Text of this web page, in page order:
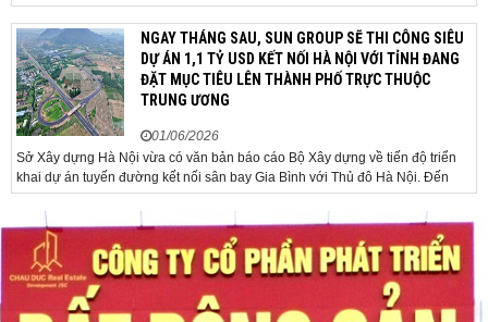
USD/ounce. Cuối ngày 2-6, giá vàng hôm nay trên thị
trường quốc tế được giao dịch ở mức 4.520
USD/ounce, tăng khoảng 35 USD/ounce so với buổi
sáng. Trong phiên, có thời điểm giá vàng...
NGAY THÁNG SAU, SUN GROUP SẼ THI CÔNG SIÊU
DỰ ÁN 1,1 TỶ USD KẾT NỐI HÀ NỘI VỚI TỈNH ĐANG
ĐẶT MỤC TIÊU LÊN THÀNH PHỐ TRỰC THUỘC
TRUNG ƯƠNG
01/06/2026
Sở Xây dựng Hà Nội vừa có văn bản báo cáo Bộ Xây dựng về tiến độ triển
khai dự án tuyến đường kết nối sân bay Gia Bình với Thủ đô Hà Nội. Đến
nay, công tác giải phóng mặt bằng và chuẩn bị đầu tư của dự án đã ghi nhận
nhiều kết...